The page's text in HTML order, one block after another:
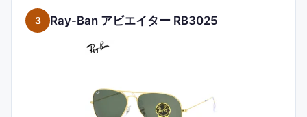
3 Ray-Ban アビエイター RB3025